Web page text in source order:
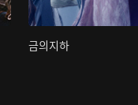
금의지하